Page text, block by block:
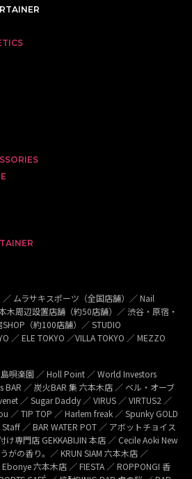
ムラサキスポーツ（全国店舗）／ Nail
木周辺設置店舗（約50店舗）／ 渋谷・原宿・
（約100店舗）／ STUDIO
／ ELE TOKYO ／VILLA TOKYO ／ MEZZO
島唄楽園 ／ Holl Point ／ World Investors
BAR ／ 炭火BAR 集 六本木店 ／ ベル・オーブ
／ Sugar Daddy ／ VIRUS ／ VIRTUS2 ／
／ TIP TOP ／ Harlem freak ／ Spunky GOLD
／ BAR WATER POT ／ アボットチョイス
け専門店 GEKKABIJIN 本店 ／ Cecile Aoki New
がの香り。／ KRUN SIAM 六本木店 ／
六本木店 ／ FIESTA ／ ROPPONGI 香